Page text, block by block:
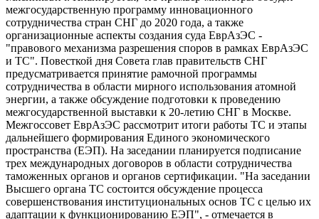
межгосударственную программу инновационного
сотрудничества стран СНГ до 2020 года, а также
организационные аспекты создания суда ЕврАзЭС -
"правового механизма разрешения споров в рамках ЕврАзЭС
и ТС". Повесткой дня Совета глав правительств СНГ
предусматривается принятие рамочной программы
сотрудничества в области мирного использования атомной
энергии, а также обсуждение подготовки к проведению
межгосударственной выставки к 20-летию СНГ в Москве.
Межгоссовет ЕврАзЭС рассмотрит итоги работы ТС и этапы
дальнейшего формирования Единого экономического
пространства (ЕЭП). На заседании планируется подписание
трех международных договоров в области сотрудничества
таможенных органов и органов сертификации. "На заседании
Высшего органа ТС состоится обсуждение процесса
совершенствования институциональных основ ТС с целью их
адаптации к функционированию ЕЭП", - отмечается в